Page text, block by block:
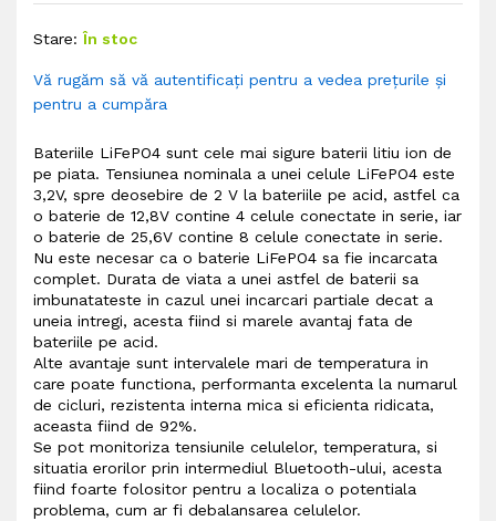
Stare: În stoc
Vă rugăm să vă autentificați pentru a vedea prețurile și
pentru a cumpăra
Bateriile LiFePO4 sunt cele mai sigure baterii litiu ion de
pe piata. Tensiunea nominala a unei celule LiFePO4 este
3,2V, spre deosebire de 2 V la bateriile pe acid, astfel ca
o baterie de 12,8V contine 4 celule conectate in serie, iar
o baterie de 25,6V contine 8 celule conectate in serie.
Nu este necesar ca o baterie LiFePO4 sa fie incarcata
complet. Durata de viata a unei astfel de baterii sa
imbunatateste in cazul unei incarcari partiale decat a
uneia intregi, acesta fiind si marele avantaj fata de
bateriile pe acid.
Alte avantaje sunt intervalele mari de temperatura in
care poate functiona, performanta excelenta la numarul
de cicluri, rezistenta interna mica si eficienta ridicata,
aceasta fiind de 92%.
Se pot monitoriza tensiunile celulelor, temperatura, si
situatia erorilor prin intermediul Bluetooth-ului, acesta
fiind foarte folositor pentru a localiza o potentiala
problema, cum ar fi debalansarea celulelor.